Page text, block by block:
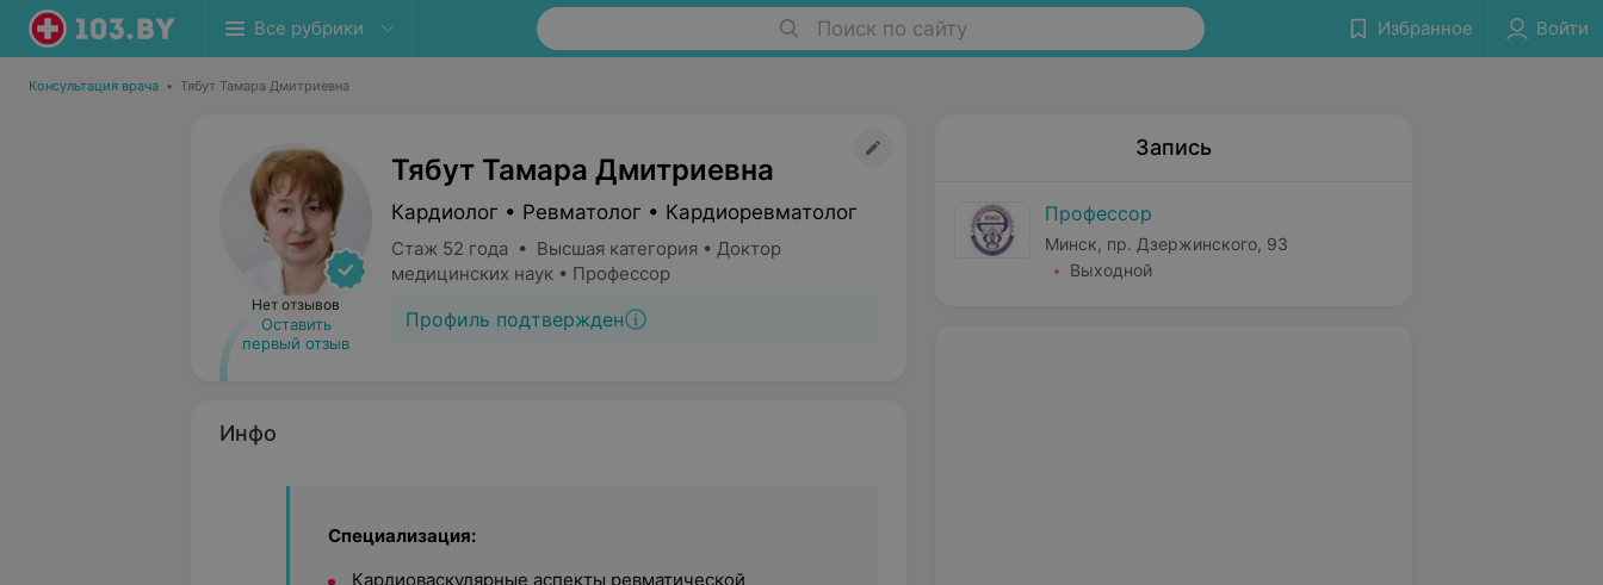
Все рубрики Поиск по сайту Избранное Войти
Консультация врача • Тябут Тамара Дмитриевна
Нет отзывов
Оставить
первый отзыв
Тябут Тамара Дмитриевна
Кардиолог • Ревматолог • Кардиоревматолог
Стаж 52 года • Высшая категория • Доктор
медицинских наук • Профессор
Профиль подтвержден
Инфо
Специализация:
Кардиоваскулярные аспекты ревматической
Запись
Профессор
Минск, пр. Дзержинского, 93
Выходной